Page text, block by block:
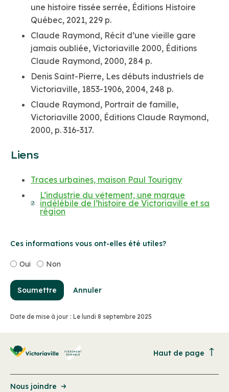
une histoire tissée serrée, Éditions Histoire
Québec, 2021, 229 p.
Claude Raymond, Récit d’une vieille gare
jamais oubliée, Victoriaville 2000, Éditions
Claude Raymond, 2000, 284 p.
Denis Saint-Pierre, Les débuts industriels de
Victoriaville, 1853-1906, 2004, 248 p.
Claude Raymond, Portrait de famille,
Victoriaville 2000, Éditions Claude Raymond,
2000, p. 316-317.
Liens
Traces urbaines, maison Paul Tourigny
L’industrie du vêtement, une marque
indélébile de l’histoire de Victoriaville et sa
région
Ces informations vous ont-elles été utiles?
Oui Non
Soumettre Annuler
Date de mise à jour : Le lundi 8 septembre 2025
Haut de page
Nous joindre